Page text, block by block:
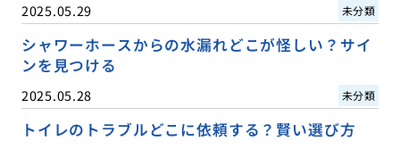
2025.05.29 未分類
シャワーホースからの水漏れどこが怪しい？サイ
ンを見つける
2025.05.28 未分類
トイレのトラブルどこに依頼する？賢い選び方